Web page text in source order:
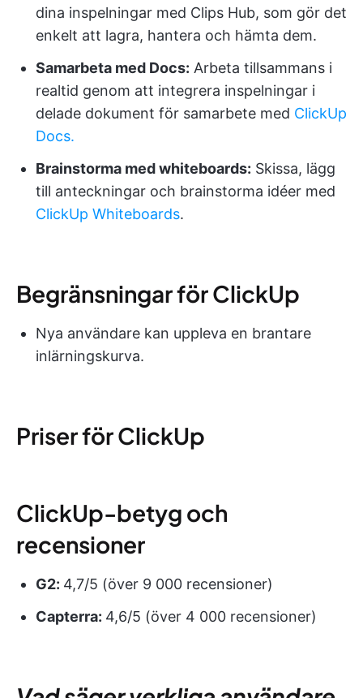
dina inspelningar med Clips Hub, som gör det
enkelt att lagra, hantera och hämta dem.
Samarbeta med Docs: Arbeta tillsammans i
realtid genom att integrera inspelningar i
delade dokument för samarbete med ClickUp
Docs.
Brainstorma med whiteboards: Skissa, lägg
till anteckningar och brainstorma idéer med
ClickUp Whiteboards.
Begränsningar för ClickUp
Nya användare kan uppleva en brantare
inlärningskurva.
Priser för ClickUp
ClickUp-betyg och
recensioner
G2: 4,7/5 (över 9 000 recensioner)
Capterra: 4,6/5 (över 4 000 recensioner)